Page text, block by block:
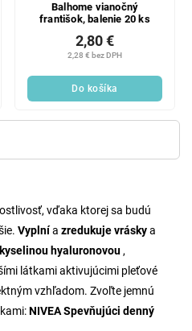
Balhome vianočný
františok, balenie 20 ks
2,28 € bez DPH
2,80 €
Do košíka
vďaka ktorej sa budú
Vyplnía zredukuje vráskya
kyselinou hyaluronovou ,
látkami aktivujúcimi pleťové
vzhľadom. Zvoľte jemnú
NIVEA Spevňujúci denný